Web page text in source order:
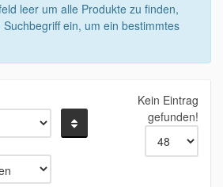
leer um alle Produkte zu finden,
ein, um ein bestimmtes
Kein Eintrag
gefunden!